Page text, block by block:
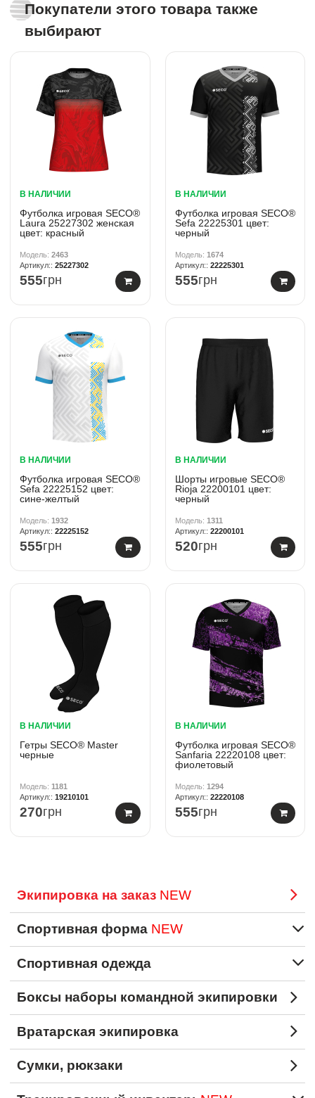
Покупатели этого товара также
выбирают
В НАЛИЧИИ
Футболка игровая SECO®
Laura 25227302 женская
цвет: красный
2463
25227302
555грн
В НАЛИЧИИ
Футболка игровая SECO®
Sefa 22225301 цвет:
черный
1674
22225301
555грн
В НАЛИЧИИ
Футболка игровая SECO®
Sefa 22225152 цвет:
сине-желтый
1932
22225152
555грн
В НАЛИЧИИ
Шорты игровые SECO®
Rioja 22200101 цвет:
черный
1311
22200101
520грн
В НАЛИЧИИ
Гетры SECO® Master
черные
1181
19210101
270грн
В НАЛИЧИИ
Футболка игровая SECO®
Sanfaria 22220108 цвет:
фиолетовый
1294
22220108
555грн
Экипировка на заказ NEW
Спортивная форма NEW
Спортивная одежда
Боксы наборы командной экипировки
Вратарская экипировка
Сумки, рюкзаки